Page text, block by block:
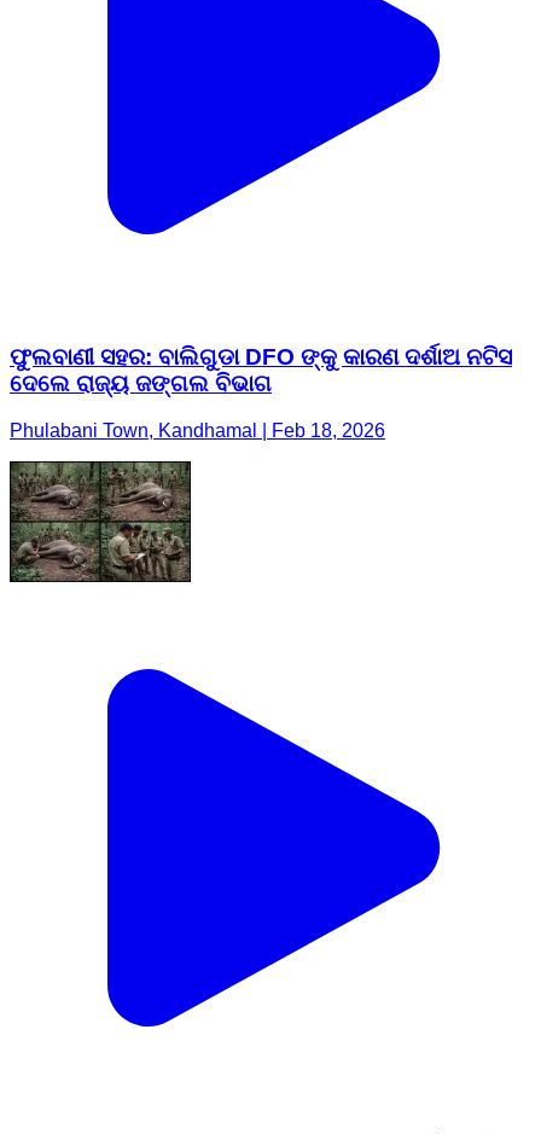
ଫୁଲବାଣୀ ସହର: ବାଲିଗୁଡା DFO ଙ୍କୁ କାରଣ ଦର୍ଶାଅ ନଟିସ
ଦେଲେ ରାଜ୍ୟ ଜଙ୍ଗଲ ବିଭାଗ
Phulabani Town, Kandhamal | Feb 18, 2026